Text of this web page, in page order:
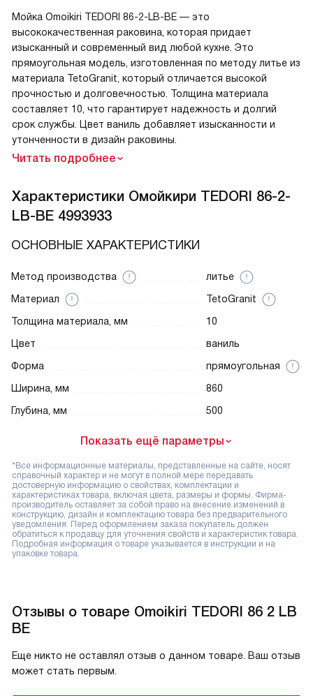
Мойка Omoikiri TEDORI 86-2-LB-BE — это
высококачественная раковина, которая придает
изысканный и современный вид любой кухне. Это
прямоугольная модель, изготовленная по методу литье из
материала TetoGranit, который отличается высокой
прочностью и долговечностью. Толщина материала
составляет 10, что гарантирует надежность и долгий
срок службы. Цвет ваниль добавляет изысканности и
утонченности в дизайн раковины.
Читать подробнее
Характеристики Омойкири TEDORI 86-2-
LB-BE 4993933
ОСНОВНЫЕ ХАРАКТЕРИСТИКИ
Метод производства
литье
Материал
TetoGranit
Толщина материала, мм
10
Цвет
ваниль
Форма
прямоугольная
Ширина, мм
860
Глубина, мм
500
Показать ещё параметры
*Все информационные материалы, представленные на сайте, носят
справочный характер и не могут в полной мере передавать
достоверную информацию о свойствах, комплектации и
характеристиках товара, включая цвета, размеры и формы. Фирма-
производитель оставляет за собой право на внесение изменений в
конструкцию, дизайн и комплектацию товара без предварительного
уведомления. Перед оформлением заказа покупатель должен
обратиться к продавцу для уточнения свойств и характеристик товара.
Подробная информация о товаре указывается в инструкции и на
упаковке товара.
Отзывы о товаре Omoikiri TEDORI 86 2 LB
BE
Еще никто не оставлял отзыв о данном товаре. Ваш отзыв
может стать первым.